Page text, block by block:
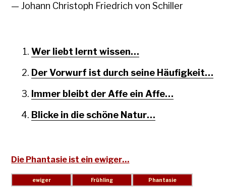
— Johann Christoph Friedrich von Schiller
Wer liebt lernt wissen…
Der Vorwurf ist durch seine Häufigkeit…
Immer bleibt der Affe ein Affe…
Blicke in die schöne Natur…
Die Phantasie ist ein ewiger…